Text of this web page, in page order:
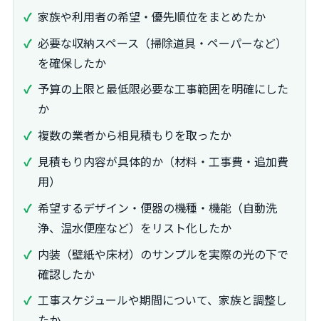
家族や利用者の希望・優先順位をまとめたか
必要な収納スペース（掃除道具・ペーパーなど）
を確保したか
予算の上限と最低限必要な工事範囲を明確にした
か
複数の業者から相見積もりを取ったか
見積もり内容が具体的か（材料・工事費・追加費
用）
希望するデザイン・便器の機種・機能（自動洗
浄、温水便座など）をリスト化したか
内装（壁紙や床材）のサンプルを実際の光の下で
確認したか
工事スケジュールや期間について、家族と調整し